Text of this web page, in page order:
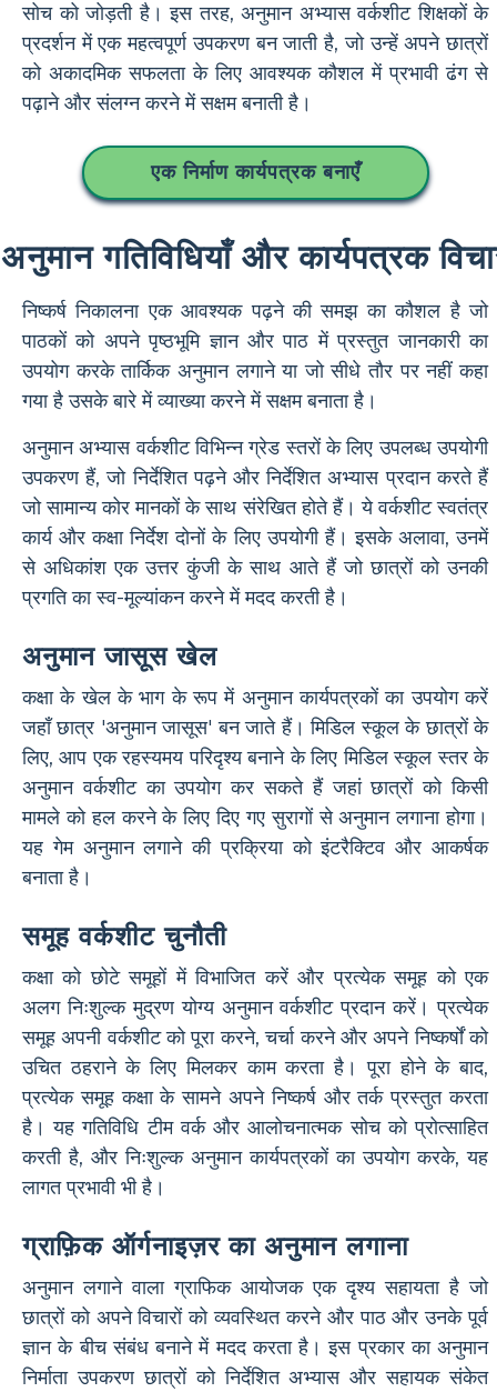
सोच को जोड़ती है। इस तरह, अनुमान अभ्यास वर्कशीट शिक्षकों के
प्रदर्शन में एक महत्वपूर्ण उपकरण बन जाती है, जो उन्हें अपने छात्रों
को अकादमिक सफलता के लिए आवश्यक कौशल में प्रभावी ढंग से
पढ़ाने और संलग्न करने में सक्षम बनाती है।
एक निर्माण कार्यपत्रक बनाएँ
अनुमान गतिविधियाँ और कार्यपत्रक
निष्कर्ष निकालना एक आवश्यक पढ़ने की समझ का कौशल है जो
पाठकों को अपने पृष्ठभूमि ज्ञान और पाठ में प्रस्तुत जानकारी का
उपयोग करके तार्किक अनुमान लगाने या जो सीधे तौर पर नहीं कहा
गया है उसके बारे में व्याख्या करने में सक्षम बनाता है।
अनुमान अभ्यास वर्कशीट विभिन्न ग्रेड स्तरों के लिए उपलब्ध उपयोगी
उपकरण हैं, जो निर्देशित पढ़ने और निर्देशित अभ्यास प्रदान करते हैं
जो सामान्य कोर मानकों के साथ संरेखित होते हैं। ये वर्कशीट स्वतंत्र
कार्य और कक्षा निर्देश दोनों के लिए उपयोगी हैं। इसके अलावा, उनमें
से अधिकांश एक उत्तर कुंजी के साथ आते हैं जो छात्रों को उनकी
प्रगति का स्व-मूल्यांकन करने में मदद करती है।
अनुमान जासूस खेल
कक्षा के खेल के भाग के रूप में अनुमान कार्यपत्रकों का उपयोग करें
जहाँ छात्र 'अनुमान जासूस' बन जाते हैं। मिडिल स्कूल के छात्रों के
लिए, आप एक रहस्यमय परिदृश्य बनाने के लिए मिडिल स्कूल स्तर के
अनुमान वर्कशीट का उपयोग कर सकते हैं जहां छात्रों को किसी
मामले को हल करने के लिए दिए गए सुरागों से अनुमान लगाना होगा।
यह गेम अनुमान लगाने की प्रक्रिया को इंटरैक्टिव और आकर्षक
बनाता है।
समूह वर्कशीट चुनौती
कक्षा को छोटे समूहों में विभाजित करें और प्रत्येक समूह को एक
अलग निःशुल्क मुद्रण योग्य अनुमान वर्कशीट प्रदान करें। प्रत्येक
समूह अपनी वर्कशीट को पूरा करने, चर्चा करने और अपने निष्कर्षों को
उचित ठहराने के लिए मिलकर काम करता है। पूरा होने के बाद,
प्रत्येक समूह कक्षा के सामने अपने निष्कर्ष और तर्क प्रस्तुत करता
है। यह गतिविधि टीम वर्क और आलोचनात्मक सोच को प्रोत्साहित
करती है, और निःशुल्क अनुमान कार्यपत्रकों का उपयोग करके, यह
लागत प्रभावी भी है।
ग्राफ़िक ऑर्गनाइज़र का अनुमान लगाना
अनुमान लगाने वाला ग्राफिक आयोजक एक दृश्य सहायता है जो
छात्रों को अपने विचारों को व्यवस्थित करने और पाठ और उनके पूर्व
ज्ञान के बीच संबंध बनाने में मदद करता है। इस प्रकार का अनुमान
निर्माता उपकरण छात्रों को निर्देशित अभ्यास और सहायक संकेत